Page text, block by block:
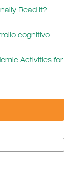
Read it?
cognitivo
Activities for